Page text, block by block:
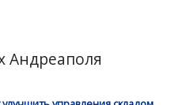
Андреаполя